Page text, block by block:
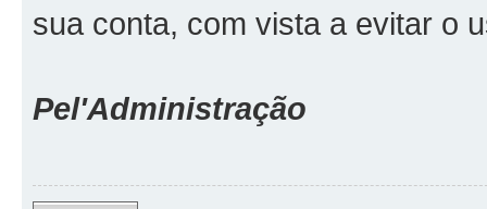
sua conta, com vista a evitar o
Pel'Administração